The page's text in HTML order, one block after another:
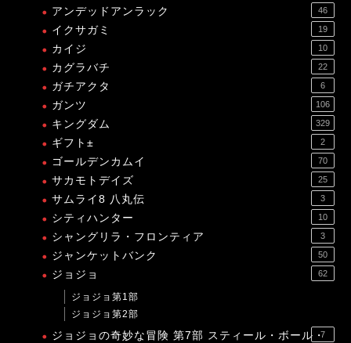
アンデッドアンラック 46
イクサガミ 19
カイジ 10
カグラバチ 22
ガチアクタ 6
ガンツ 106
キングダム 329
ギフト± 2
ゴールデンカムイ 70
サカモトデイズ 25
サムライ8 八丸伝 3
シティハンター 10
シャングリラ・フロンティア 3
ジャンケットバンク 50
ジョジョ 62
ジョジョ第1部
ジョジョ第2部
ジョジョの奇妙な冒険 第7部 スティール・ボール・
7